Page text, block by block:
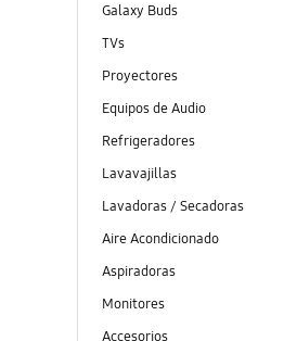
Galaxy Buds
TVs
Proyectores
Equipos de Audio
Refrigeradores
Lavavajillas
Lavadoras / Secadoras
Aire Acondicionado
Aspiradoras
Monitores
Accesorios